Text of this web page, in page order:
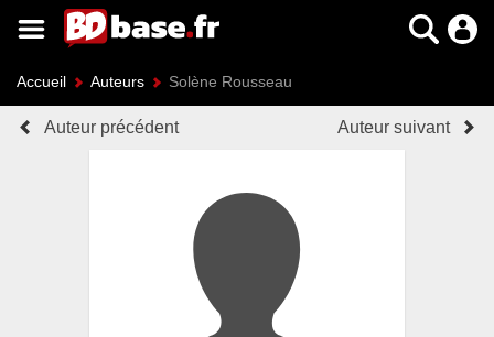
Accueil Auteurs Solène Rousseau
Auteur précédent Auteur suivant